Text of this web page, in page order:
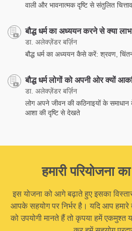
वाली और भावनात्मक दृष्टि से संतुलित
बौद्ध धर्म का अध्ययन करने से क्या
डा. अलेक्ज़ेंडर बर्ज़िन
बौद्ध धर्म का अध्ययन कैसे करें: श्रवण,
बौद्ध धर्म लोगों को अपनी ओर क्यों
डा. अलेक्ज़ेंडर बर्ज़िन
लोग अपने जीवन की कठिनाइयों के समाधान
आशा की दृष्टि से देखते
हमारी परियोजना
इस योजना को आगे बढ़ाते हुए इसका विस्तार
आपके सहयोग पर निर्भर है। यदि आप हमारे
को उपयोगी मानते हैं तो कृपया हमें एकमुश्त